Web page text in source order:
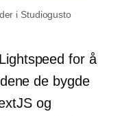
i Studiogusto
for å
de bygde
og